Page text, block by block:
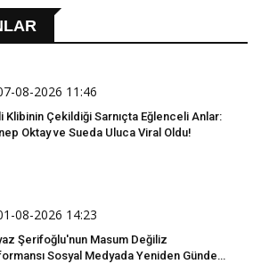
08-2026 11:46
Klibinin Çekildiği Sarnıçta Eğlenceli Anlar:
Oktay ve Sueda Uluca Viral Oldu!
08-2026 14:23
Şerifoğlu'nun Masum Değiliz
Sosyal Medyada Yeniden Gündem